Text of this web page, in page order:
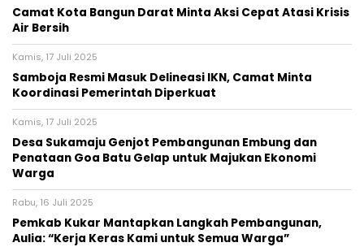
Camat Kota Bangun Darat Minta Aksi Cepat Atasi Krisis
Air Bersih
Kamis, 17 Juli 2025
Samboja Resmi Masuk Delineasi IKN, Camat Minta
Koordinasi Pemerintah Diperkuat
Kamis, 17 Juli 2025
Desa Sukamaju Genjot Pembangunan Embung dan
Penataan Goa Batu Gelap untuk Majukan Ekonomi
Warga
Rabu, 16 Juli 2025
Pemkab Kukar Mantapkan Langkah Pembangunan,
Aulia: “Kerja Keras Kami untuk Semua Warga”